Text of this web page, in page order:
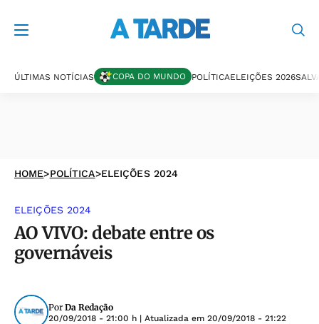
ÚLTIMAS NOTÍCIAS COPA DO MUNDO POLÍTICAELEIÇÕES 2026
HOME>POLÍTICA>ELEIÇÕES 2024
ELEIÇÕES 2024
AO VIVO: debate entre os
governáveis
Por Da Redação
20/09/2018 - 21:00 h | Atualizada em 20/09/2018 - 21:22